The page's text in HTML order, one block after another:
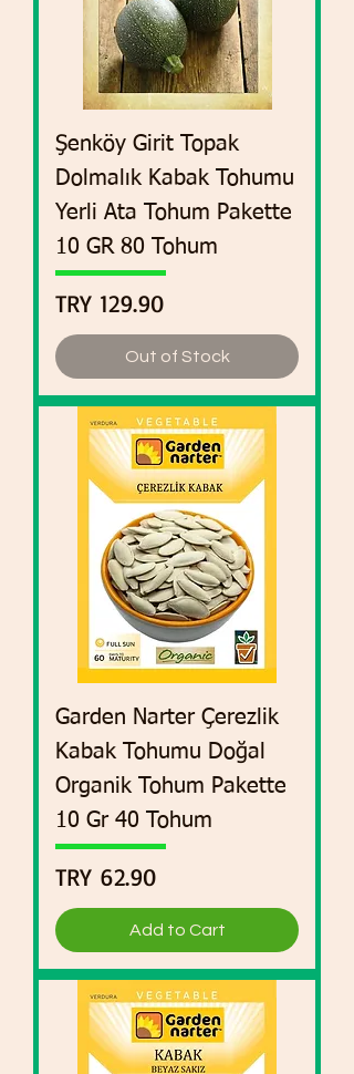
Şenköy Girit Topak
Dolmalık Kabak Tohumu
Yerli Ata Tohum Pakette
10 GR 80 Tohum
Price
TRY 129.90
Out of Stock
Garden Narter Çerezlik
Kabak Tohumu Doğal
Organik Tohum Pakette
10 Gr 40 Tohum
Price
TRY 62.90
Add to Cart